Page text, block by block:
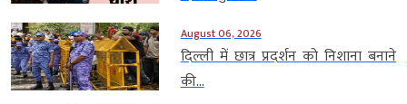
August 06, 2026
दिल्ली में छात्र प्रदर्शन को निशाना बनाने
की...